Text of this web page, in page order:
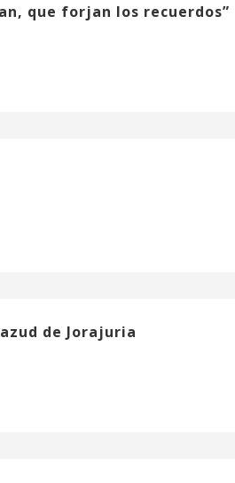
que forjan los recuerdos”
de Jorajuria